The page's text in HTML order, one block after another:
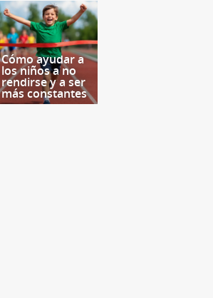
Cómo ayudar a
los niños a no
rendirse y a ser
más constantes